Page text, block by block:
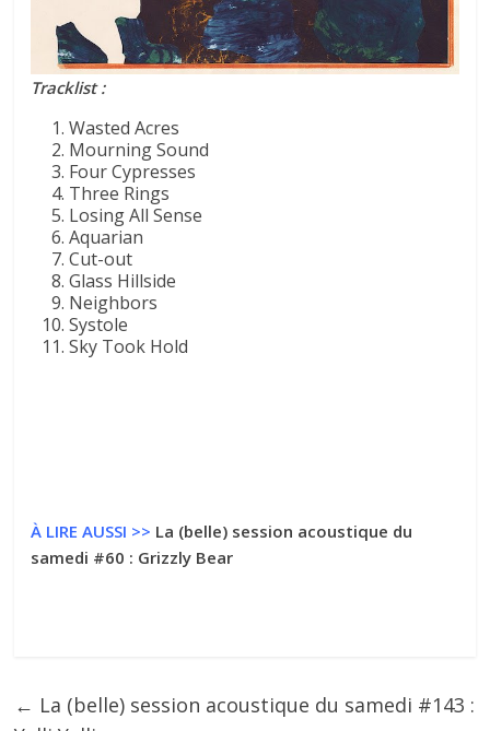
Tracklist :
Wasted Acres
Mourning Sound
Four Cypresses
Three Rings
Losing All Sense
Aquarian
Cut-out
Glass Hillside
Neighbors
Systole
Sky Took Hold
À LIRE AUSSI >> La (belle) session acoustique du
samedi #60 : Grizzly Bear
← La (belle) session acoustique du samedi #143 :